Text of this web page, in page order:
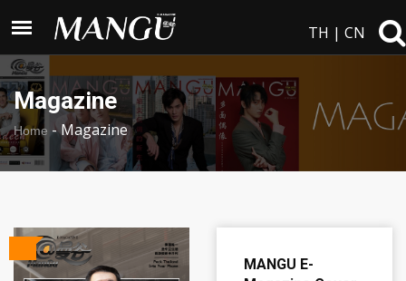
TH | CN
Magazine
Home - Magazine
MANGU E-